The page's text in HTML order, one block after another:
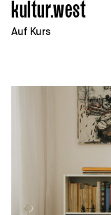
kultur.west
Auf Kurs